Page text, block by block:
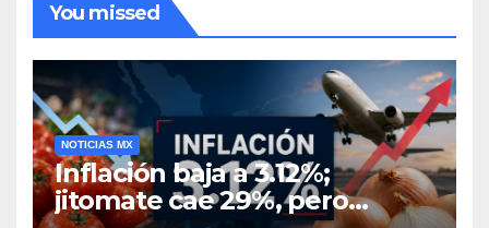
You missed
NOTICIAS MX
Inflación baja a 3.12%;
jitomate cae 29%, pero